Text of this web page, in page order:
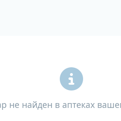
не найден в аптеках